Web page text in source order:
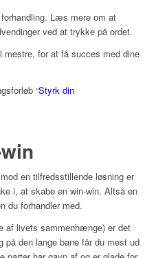
Læs mere om at
ved at trykke på ordet.
mestre, for at få succes med dine
“Styrk din
en tilfredsstillende løsning er
i, at skabe en win-win. Altså en
du forhandler med.
af livets sammenhænge) er det
den lange bane får du mest ud